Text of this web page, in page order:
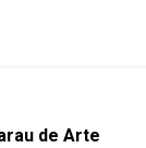
de Arte